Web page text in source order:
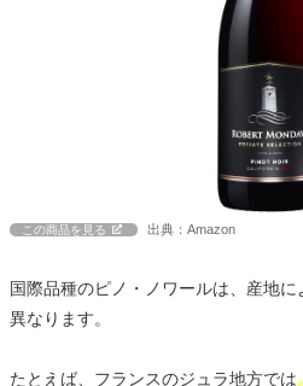
この商品を見る 出典：Amazon
国際品種のピノ・ノワールは、産地
異なります。
たとえば、フランスのジュラ地方では